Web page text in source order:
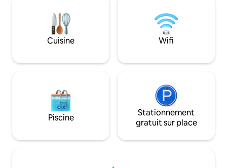
compris, le linge de lit et de toilette.
Possibilité de location.
Extérieur :
montagne,
Cuisine Wifi
Piscine
Stationnement
gratuit sur place